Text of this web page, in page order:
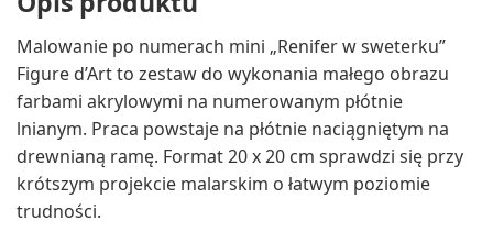
Malowanie po numerach mini „Renifer w sweterku”
Figure d’Art to zestaw do wykonania małego obrazu
farbami akrylowymi na numerowanym płótnie
lnianym. Praca powstaje na płótnie naciągniętym na
drewnianą ramę. Format 20 x 20 cm sprawdzi się przy
krótszym projekcie malarskim o łatwym poziomie
trudności.